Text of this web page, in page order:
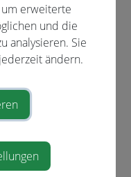
erweiterte
und die
analysieren. Sie
ändern.